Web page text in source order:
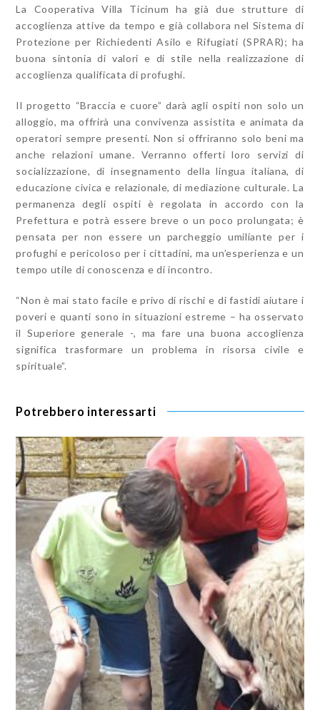
La Cooperativa Villa Ticinum ha già due strutture di
accoglienza attive da tempo e già collabora nel Sistema di
Protezione per Richiedenti Asilo e Rifugiati (SPRAR); ha
buona sintonia di valori e di stile nella realizzazione di
accoglienza qualificata di profughi.
Il progetto “Braccia e cuore” darà agli ospiti non solo un
alloggio, ma offrirà una convivenza assistita e animata da
operatori sempre presenti. Non si offriranno solo beni ma
anche relazioni umane. Verranno offerti loro servizi di
socializzazione, di insegnamento della lingua italiana, di
educazione civica e relazionale, di mediazione culturale. La
permanenza degli ospiti è regolata in accordo con la
Prefettura e potrà essere breve o un poco prolungata; è
pensata per non essere un parcheggio umiliante per i
profughi e pericoloso per i cittadini, ma un’esperienza e un
tempo utile di conoscenza e di incontro.
“Non è mai stato facile e privo di rischi e di fastidi aiutare i
poveri e quanti sono in situazioni estreme – ha osservato
il Superiore generale -, ma fare una buona accoglienza
significa trasformare un problema in risorsa civile e
spirituale”.
Potrebbero interessarti